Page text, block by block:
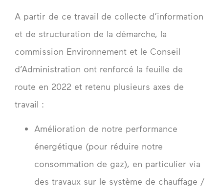
A partir de ce travail de collecte d’information
et de structuration de la démarche, la
commission Environnement et le Conseil
d’Administration ont renforcé la feuille de
route en 2022 et retenu plusieurs axes de
travail :
Amélioration de notre performance
énergétique (pour réduire notre
consommation de gaz), en particulier via
des travaux sur le système de chauffage /